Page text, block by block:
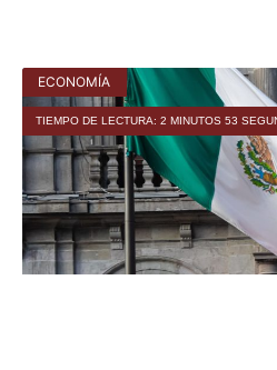
ECONOMÍA
TIEMPO DE LECTURA: 2 MINUTOS 53